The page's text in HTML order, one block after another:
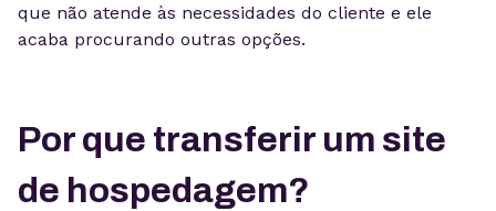
que não atende às necessidades do cliente e ele
acaba procurando outras opções.
Por que transferir um site
de hospedagem?